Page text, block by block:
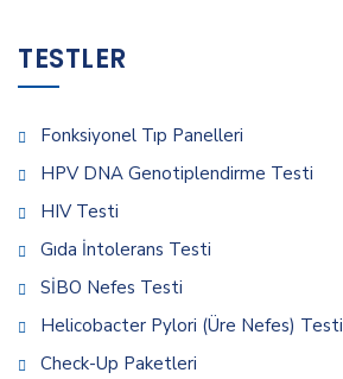
TESTLER
Fonksiyonel Tıp Panelleri
HPV DNA Genotiplendirme Testi
HIV Testi
Gıda İntolerans Testi
SİBO Nefes Testi
Helicobacter Pylori (Üre Nefes) Testi
Check-Up Paketleri